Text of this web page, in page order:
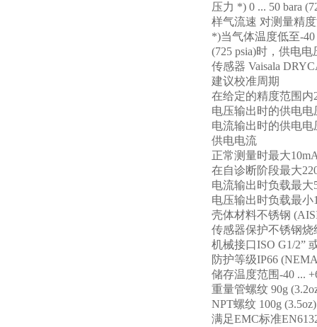
压力 *) 0 ... 50 bara
样气流速 对测量精
*)当气体温度低至-40
(725 psia)时，供电电
传感器 Vaisala
建议校准周期
在给定的精度范围内
电压输出时的供电电
电流输出时的供电电
供电电流
正常测量时最大
在自诊断阶段最大
电流输出时负载最大
电压输出时负载最小
壳体材料不锈钢
传感器保护不锈钢烧
机械接口ISO G1/2”
防护等级IP66
储存温度范围-40 ...
重量管螺纹 90g
NPT螺纹 100g (3.5oz)
满足EMC标准